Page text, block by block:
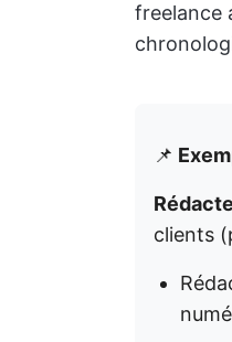
freelance
📌
clients